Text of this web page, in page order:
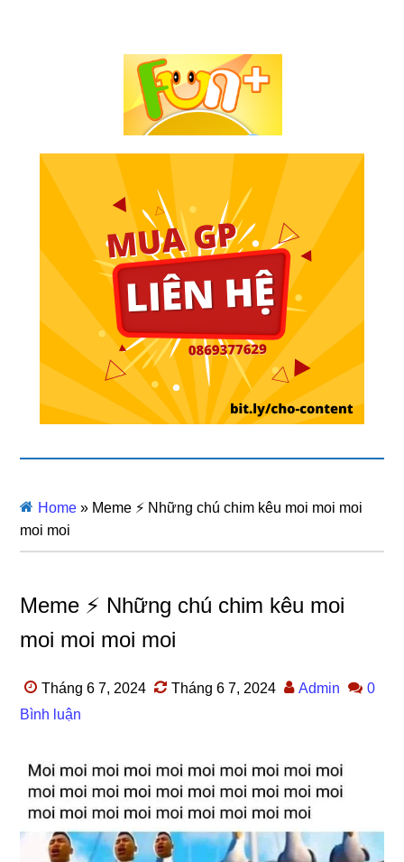
Home » Meme ⚡ Những chú chim kêu moi moi moi
moi moi
Meme ⚡ Những chú chim kêu moi
moi moi moi moi
Tháng 6 7, 2024 Tháng 6 7, 2024 Admin
0
Bình luận